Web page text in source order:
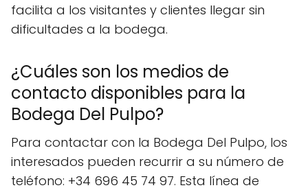
facilita a los visitantes y clientes llegar sin
dificultades a la bodega.
¿Cuáles son los medios de
contacto disponibles para la
Bodega Del Pulpo?
Para contactar con la Bodega Del Pulpo, los
interesados pueden recurrir a su número de
teléfono: +34 696 45 74 97. Esta línea de